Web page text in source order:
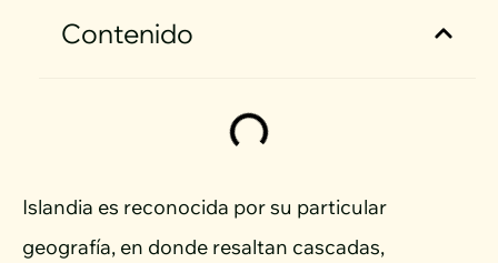
Contenido
Islandia es reconocida por su particular
geografía, en donde resaltan cascadas,